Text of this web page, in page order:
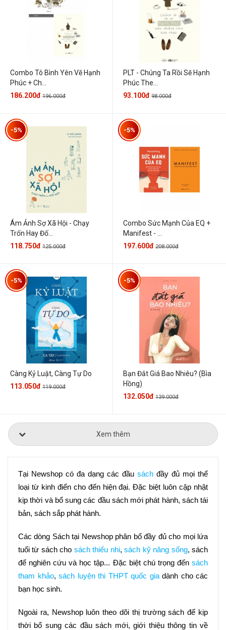
Combo Tô Bình Yên Vẽ Hạnh
Phúc + Ch...
186.200đ 196.000đ
PLT - Chúng Ta Rồi Sẽ Hạnh
Phúc The...
93.100đ 98.000đ
Ám Ảnh Sợ Xã Hội - Chạy
Trốn Hay Đố...
-5%
118.750đ 125.000đ
Combo Sức Mạnh Của EQ +
Manifest - ...
-5%
197.600đ 208.000đ
Càng Kỷ Luật, Càng Tự Do
-5%
113.050đ 119.000đ
Bạn Đắt Giá Bao Nhiêu? (Bìa
Hồng)
-5%
132.050đ 139.000đ
Xem thêm
Tại Newshop có đa dạng các đầu sách đầy đủ mọi thể
loại từ kinh điển cho đến hiện đại. Đặc biệt luôn cập nhật
kịp thời và bổ sung các đầu sách mới phát hành, sách tái
bản, sách sắp phát hành.
Các dòng Sách tại Newshop phân bổ đầy đủ cho mọi lứa
tuổi từ sách cho sách thiếu nhi, sách kỹ năng sống, sách
để nghiên cứu và học tập... Đặc biệt chú trọng đến sách
tham khảo, sách luyện thi THPT quốc gia dành cho các
bạn học sinh.
Ngoài ra, Newshop luôn theo dõi thị trường sách để kịp
thời bổ sung các đầu sách mới, giới thiệu thông tin về